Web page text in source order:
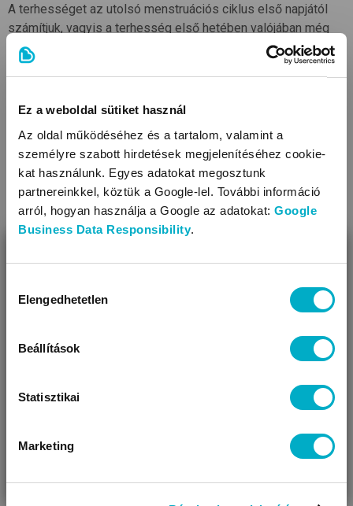
Ez a weboldal sütiket használ
Az oldal működéséhez és a tartalom, valamint a
személyre szabott hirdetések megjelenítéséhez cookie-
kat használunk. Egyes adatokat megosztunk
partnereinkkel, köztük a Google-lel. További információ
arról, hogyan használja a Google az adatokat: Google
Business Data Responsibility.
kiválasztása
Elengedhetetlen
Beállítások
Statisztikai
Marketing
A terhességet az utolsó menstruációs ciklus első napjától
számítjuk, vagyis a terhesség első hetében valójában még
nem történt meg a megtermékenyülés.
Olvasd tovább
A terhesség második hetében a tüszőérést segítő hormon
hatására a petefészekben a petesejtek érésnek indulnak.
Úgy látjuk, most jársz nálunk először!
VÁRANDÓS
AJÁNDÉKOT